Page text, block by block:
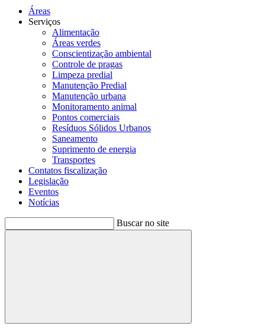
Áreas
Serviços
Alimentação
Áreas verdes
Conscientização ambiental
Controle de pragas
Limpeza predial
Manutenção Predial
Manutenção urbana
Monitoramento animal
Pontos comerciais
Resíduos Sólidos Urbanos
Saneamento
Suprimento de energia
Transportes
Contatos fiscalização
Legislação
Eventos
Notícias
Buscar no site
Buscar